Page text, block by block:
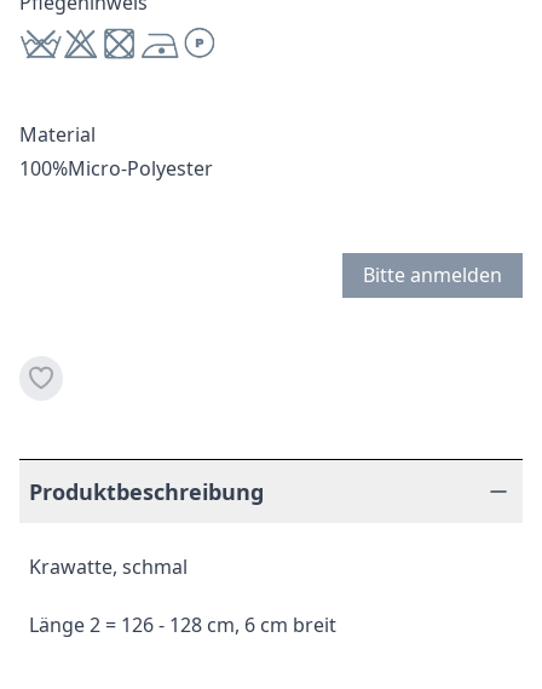
Material
100%Micro-Polyester
Bitte anmelden
Produktbeschreibung
Krawatte, schmal
Länge 2 = 126 - 128 cm, 6 cm breit